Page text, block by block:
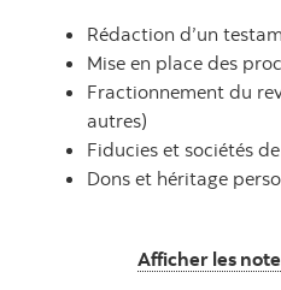
Rédaction d’un
Mise en place des
Fractionnement du
autres)
Fiducies et sociétés
Dons et héritage
Afficher les